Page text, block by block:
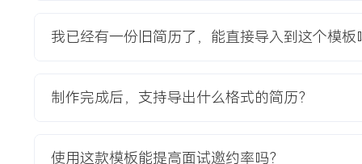
4.培训推广：负责新系统上线前后的全员培训，制作操作视频
操演练，并收集使用反馈推动后续小版本迭代。
1.新系统上线后，客服无需切换窗口，平均处理单通咨询的操
排队时长下降至XXX分钟以内。
我已经有一份旧简历了，能直接导入到这个模板
制作完成后，支持导出什么格式的简历？
使用这款模板能提高面试邀约率吗？